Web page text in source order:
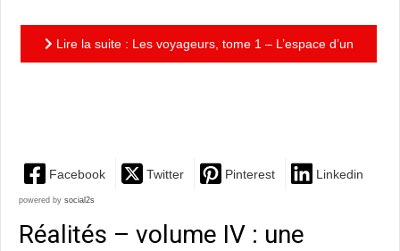
Lire la suite : Les voyageurs, tome 1 – L’espace d’un
Facebook Twitter Pinterest Linkedin
powered by social2s
Réalités – volume IV : une